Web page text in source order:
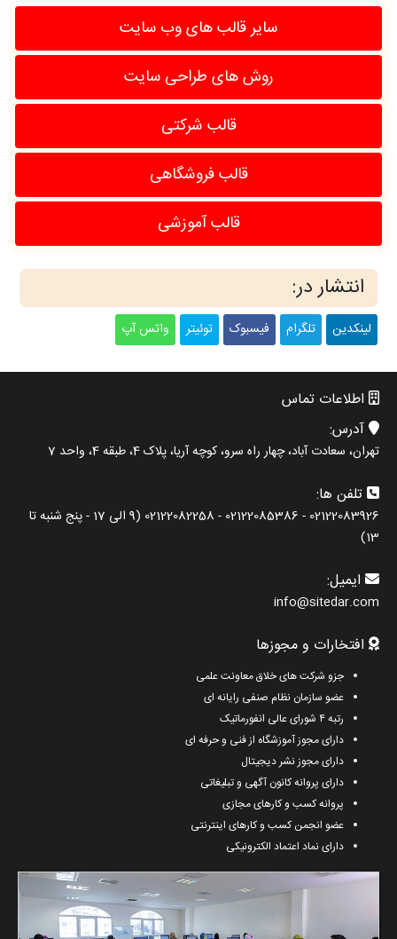
سایر قالب های وب سایت
روش های طراحی سایت
قالب شرکتی
قالب فروشگاهی
قالب آموزشی
انتشار در:
لینکدین تلگرام فیسبوک توئیتر واتس آپ
اطلاعات تماس
آدرس:
تهران، سعادت آباد، چهار راه سرو، کوچه آریا، پلاک 4، طبقه 4، واحد 7
تلفن ها:
02122083926 - 02122085386 - 02122082258 (9 الی 17 - پنج شنبه تا
13)
ایمیل:
info@sitedar.com
افتخارات و مجوزها
جزو شرکت های خلاق معاونت علمی
عضو سازمان نظام صنفی رایانه ای
رتبه ۴ شورای عالی انفورماتیک
دارای مجوز آموزشگاه از فنی و حرفه ای
دارای مجوز نشر دیجیتال
دارای پروانه کانون آگهی و تبلیغاتی
پروانه کسب و کارهای مجازی
عضو انجمن کسب و کارهای اینترنتی
دارای نماد اعتماد الکترونیکی